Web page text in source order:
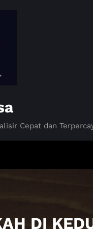
Cepat dan
DI